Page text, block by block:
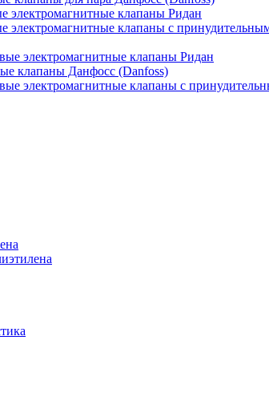
электромагнитные клапаны Ридан
клапаны с
электромагнитные клапаны Ридан
клапаны Данфосс (Danfoss)
электромагнитные клапаны с